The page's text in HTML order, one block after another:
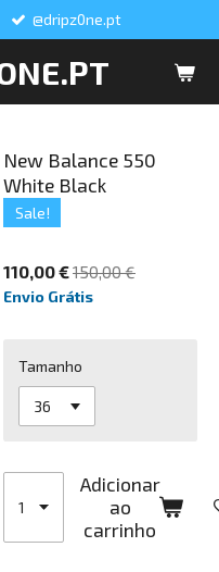
@dripz0ne.pt
New Balance 550
White Black
Sale!
110,00 €150,00 €
Envio Grátis
Tamanho
Adicionar
ao
carrinho